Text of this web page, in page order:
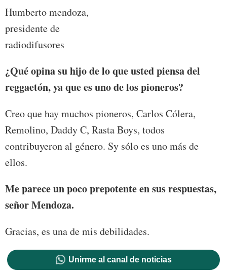
Humberto mendoza,
presidente de
radiodifusores
¿Qué opina su hijo de lo que usted piensa del
reggaetón, ya que es uno de los pioneros?
Creo que hay muchos pioneros, Carlos Cólera,
Remolino, Daddy C, Rasta Boys, todos
contribuyeron al género. Sy sólo es uno más de
ellos.
Me parece un poco prepotente en sus respuestas,
señor Mendoza.
Gracias, es una de mis debilidades.
Unirme al canal de noticias